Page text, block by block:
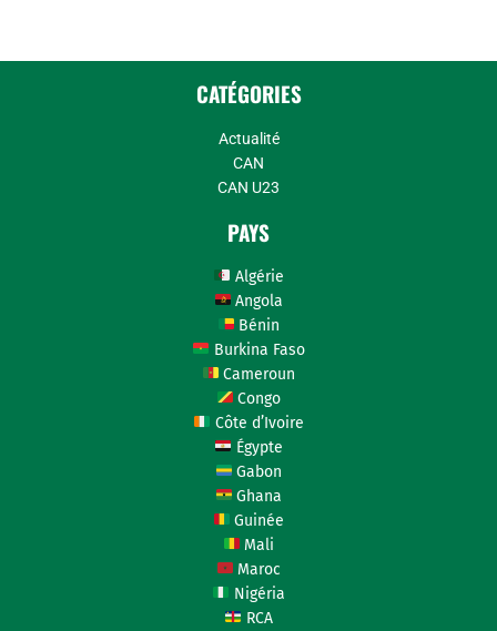
CATÉGORIES
Actualité
CAN
CAN U23
PAYS
Algérie
Angola
Bénin
Burkina Faso
Cameroun
Congo
Côte d’Ivoire
Égypte
Gabon
Ghana
Guinée
Mali
Maroc
Nigéria
RCA